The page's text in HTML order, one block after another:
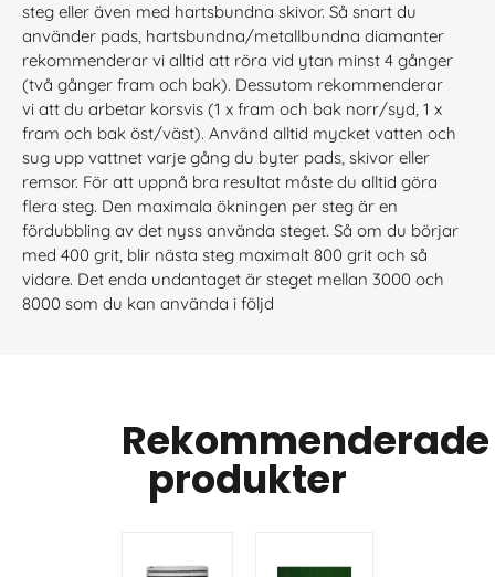
steg eller även med hartsbundna skivor. Så snart du
använder pads, hartsbundna/metallbundna diamanter
rekommenderar vi alltid att röra vid ytan minst 4 gånger
(två gånger fram och bak). Dessutom rekommenderar
vi att du arbetar korsvis (1 x fram och bak norr/syd, 1 x
fram och bak öst/väst). Använd alltid mycket vatten och
sug upp vattnet varje gång du byter pads, skivor eller
remsor. För att uppnå bra resultat måste du alltid göra
flera steg. Den maximala ökningen per steg är en
fördubbling av det nyss använda steget. Så om du börjar
med 400 grit, blir nästa steg maximalt 800 grit och så
vidare. Det enda undantaget är steget mellan 3000 och
8000 som du kan använda i följd
Rekommenderade
produkter